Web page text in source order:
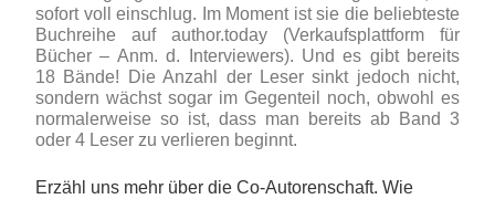
sofort voll einschlug. Im Moment ist sie die beliebteste
Buchreihe auf author.today (Verkaufsplattform für
Bücher – Anm. d. Interviewers). Und es gibt bereits
18 Bände! Die Anzahl der Leser sinkt jedoch nicht,
sondern wächst sogar im Gegenteil noch, obwohl es
normalerweise so ist, dass man bereits ab Band 3
oder 4 Leser zu verlieren beginnt.
Erzähl uns mehr über die Co-Autorenschaft. Wie